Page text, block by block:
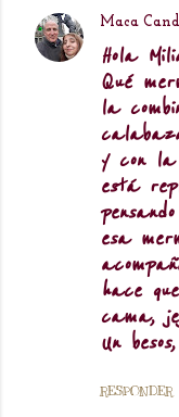
Maca
Hola
Qué
la
y con la
está
esa
hace
cama,
Un
RESPONDER